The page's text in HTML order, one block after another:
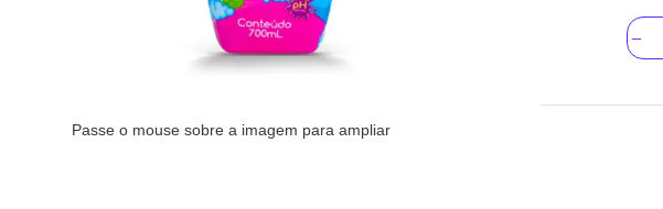
Passe o mouse sobre a imagem para ampliar